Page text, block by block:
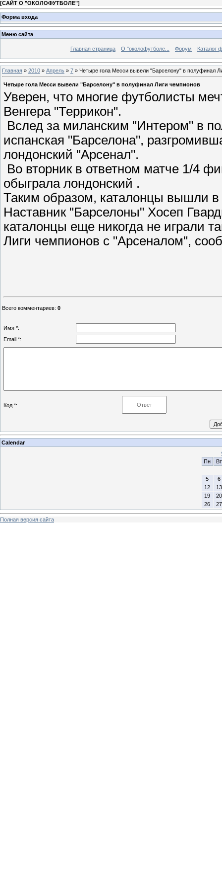
[САЙТ О "ОКОЛОФУТБОЛЕ"]
Форма входа
Меню сайта
Главная страница О "околофутболе... Форум Каталог
Главная » 2010 » Апрель » 7 » Четыре гола Месси вывели "Барселону" в полуфинал
Четыре гола Месси вывели "Барселону" в полуфинал Лиги чемпионов
Уверен, что многие футболисты
Венгера "Террикон".
Вслед за миланским "Интером" в
испанская "Барселона",
лондонский "Арсенал".
Во вторник в ответном матче 1/4
обыграла лондонский .
Таким образом, каталонцы вышли
Наставник "Барселоны" Хосеп
каталонцы еще никогда не играли
Лиги чемпионов с "Арсеналом",
Всего комментариев: 0
Имя *:
Email *:
Код *:
Calendar
Пн
Вт
5
6
12
13
19
20
26
27
Полная версия сайта